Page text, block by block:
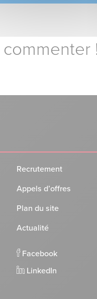
Recrutement
Appels d’offres
Plan du site
Actualité
Facebook
LinkedIn